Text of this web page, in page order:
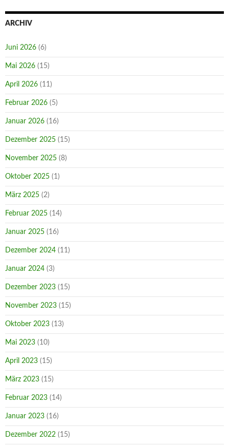
ARCHIV
Juni 2026 (6)
Mai 2026 (15)
April 2026 (11)
Februar 2026 (5)
Januar 2026 (16)
Dezember 2025 (15)
November 2025 (8)
Oktober 2025 (1)
März 2025 (2)
Februar 2025 (14)
Januar 2025 (16)
Dezember 2024 (11)
Januar 2024 (3)
Dezember 2023 (15)
November 2023 (15)
Oktober 2023 (13)
Mai 2023 (10)
April 2023 (15)
März 2023 (15)
Februar 2023 (14)
Januar 2023 (16)
Dezember 2022 (15)